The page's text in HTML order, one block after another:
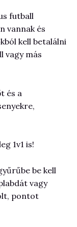
futball
vannak és
kell betalálni
vagy más
és a
1v1 is!
be kell
vagy
pontot